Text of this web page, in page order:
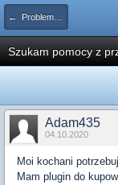
← Problemy z pluginami
Szukam pomocy z
Adam435
04.10.2020
Moi kochani
Mam plugin do